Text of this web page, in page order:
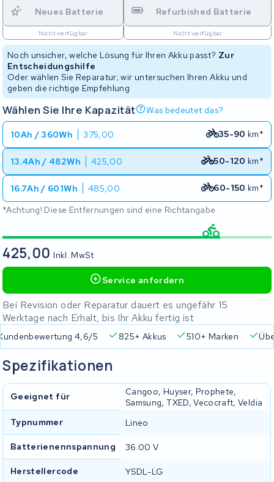
Neues Batterie
Nicht verfügbar
Refurbished Batterie
Nicht verfügbar
Noch unsicher, welche Lösung für Ihren Akku passt? Zur
Entscheidungshilfe
Oder wählen Sie Reparatur; wir untersuchen Ihren Akku und
geben die richtige Empfehlung
Wählen Sie Ihre Kapazität Was bedeutet das?
10Ah / 360Wh 375,00 35-90 km*
13.4Ah / 482Wh 425,00 50-120 km*
16.7Ah / 601Wh 485,00 60-150 km*
*Achtung! Diese Entfernungen sind eine Richtangabe
425,00Inkl. MwSt
Service anfordern
Bei Revision oder Reparatur dauert es ungefähr 15
Werktage nach Erhalt, bis Ihr Akku fertig ist
4,6/5 825+ Akkus 510+ Marken Über 45.000 Akkus
Spezifikationen
Geeignet für
Cangoo, Huyser, Prophete,
Samsung, TXED, Vecocraft, Veldia
Typnummer
Lineo
Batterienennspannung 36.00 V
Herstellercode YSDL-LG